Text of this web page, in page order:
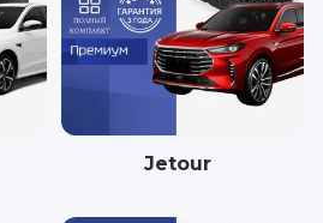
Jetour